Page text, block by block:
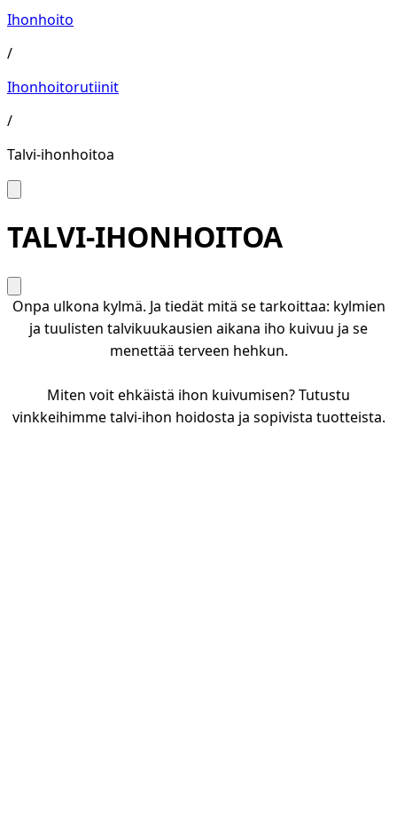
Ihonhoito
/
Ihonhoitorutiinit
/
Talvi-ihonhoitoa
TALVI-IHONHOITOA
Onpa ulkona kylmä. Ja tiedät mitä se tarkoittaa: kylmien
ja tuulisten talvikuukausien aikana iho kuivuu ja se
menettää terveen hehkun.
Miten voit ehkäistä ihon kuivumisen? Tutustu
vinkkeihimme talvi-ihon hoidosta ja sopivista tuotteista.